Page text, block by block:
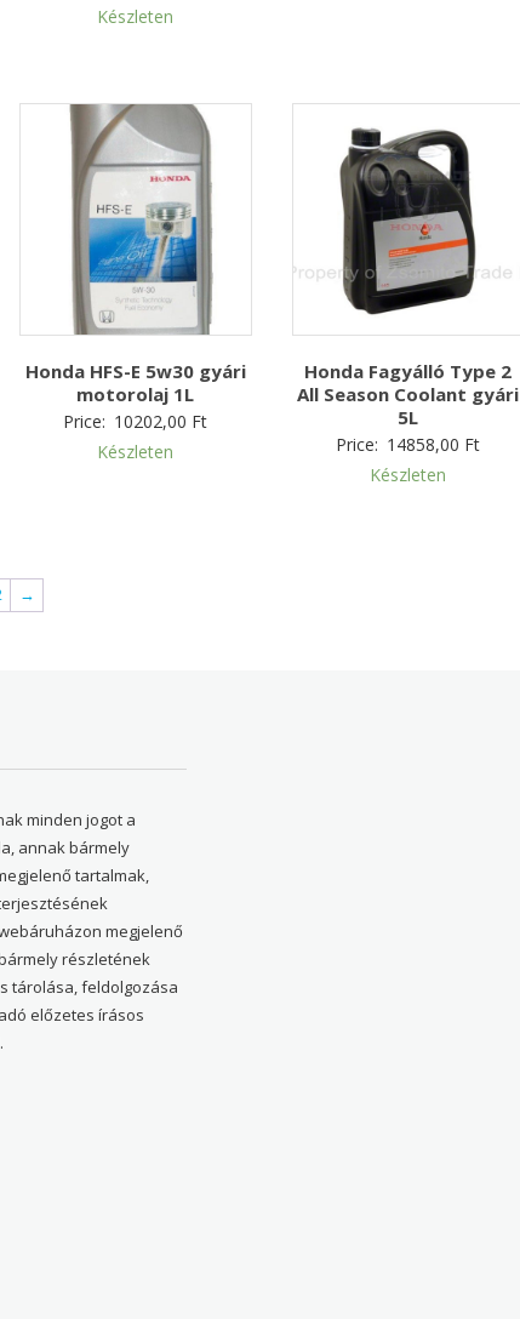
Készleten
Honda HFS-E 5w30 gyári
motorolaj 1L
Price: 10202,00 Ft
Készleten
Honda Fagyálló Type 2
All Season Coolant gyári
5L
Price: 14858,00 Ft
Készleten
→
minden jogot a
annak bármely
tartalmak,
megjelenő
részletének
tárolása, feldolgozása
előzetes írásos